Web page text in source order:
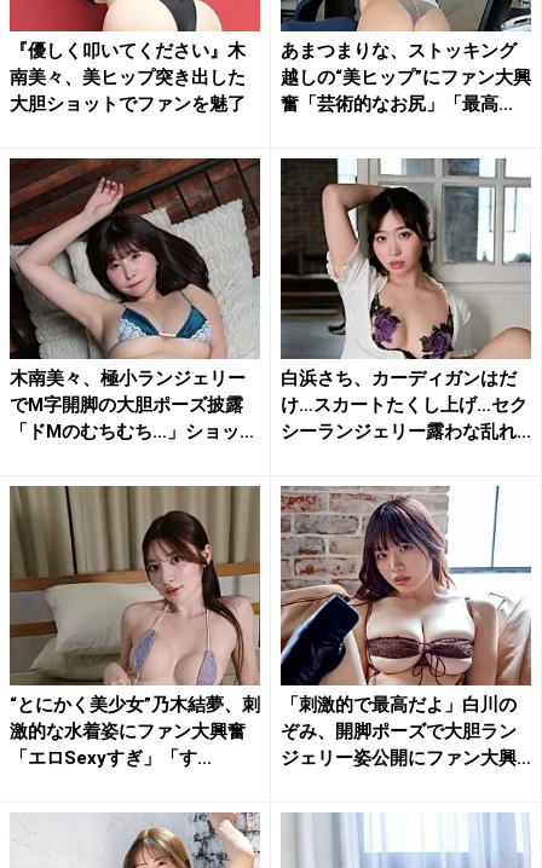
『優しく叩いてください』木
南美々、美ヒップ突き出した
大胆ショットでファンを魅了
あまつまりな、ストッキング
越しの“美ヒップ”にファン大興
奮「芸術的なお尻」「最高...
木南美々、極小ランジェリー
でM字開脚の大胆ポーズ披露
「ドMのむちむち…」ショッ
白浜さち、カーディガンはだ
け…スカートたくし上げ…セク
シーランジェリー露わな乱れ...
“とにかく美少女”乃木結夢、刺
激的な水着姿にファン大興奮
「エロSexyすぎ」「す...
「刺激的で最高だよ」白川の
ぞみ、開脚ポーズで大胆ラン
ジェリー姿公開にファン大興